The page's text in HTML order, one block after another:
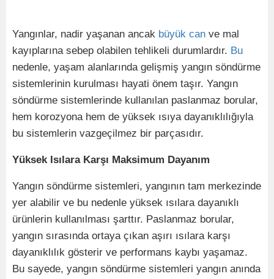
Yangınlar, nadir yaşanan ancak büyük can ve mal
kayıplarına sebep olabilen tehlikeli durumlardır. Bu
nedenle, yaşam alanlarında gelişmiş yangın söndürme
sistemlerinin kurulması hayati önem taşır. Yangın
söndürme sistemlerinde kullanılan paslanmaz borular,
hem korozyona hem de yüksek ısıya dayanıklılığıyla
bu sistemlerin vazgeçilmez bir parçasıdır.
Yüksek Isılara Karşı Maksimum Dayanım
Yangın söndürme sistemleri, yangının tam merkezinde
yer alabilir ve bu nedenle yüksek ısılara dayanıklı
ürünlerin kullanılması şarttır. Paslanmaz borular,
yangın sırasında ortaya çıkan aşırı ısılara karşı
dayanıklılık gösterir ve performans kaybı yaşamaz.
Bu sayede, yangın söndürme sistemleri yangın anında